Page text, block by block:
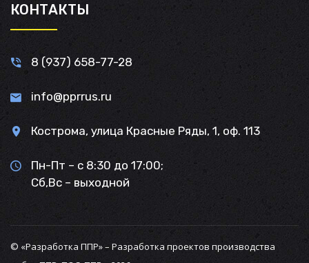
КОНТАКТЫ
8 (937) 658-77-28
info@pprrus.ru
Кострома, улица Красные Ряды, 1, оф. 113
Пн-Пт – с 8:30 до 17:00;
Сб,Вс – выходной
© «Разработка ППР» – Разработка проектов производства